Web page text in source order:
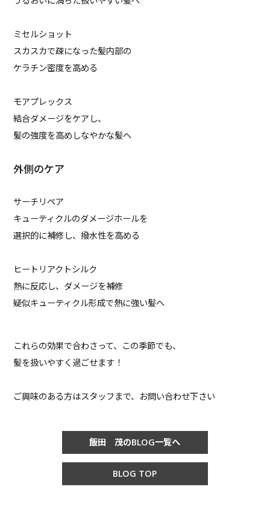
ミセルショット
スカスカで疎になった髪内部の
ケラチン密度を高める
モアプレックス
結合ダメージをケアし、
髪の強度を高めしなやかな髪へ
外側のケア
サーチリペア
キューティクルのダメージホールを
選択的に補修し、撥水性を高める
ヒートリアクトシルク
熱に反応し、ダメージを補修
疑似キューティクル形成で熱に強い髪へ
これらの効果で合わさって、この季節でも、
髪を扱いやすく過ごせます！
ご興味のある方はスタッフまで、お問い合わせ下さい
飯田 茂のBLOG一覧へ
BLOG TOP